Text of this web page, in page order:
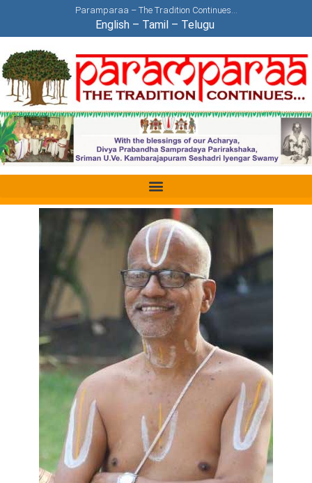
Paramparaa – The Tradition Continues…
English– Tamil– Telugu